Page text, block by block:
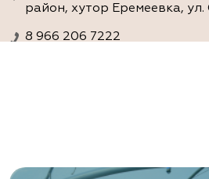
район, хутор Еремеевка,
8 966 206 7222
Ростовская область,